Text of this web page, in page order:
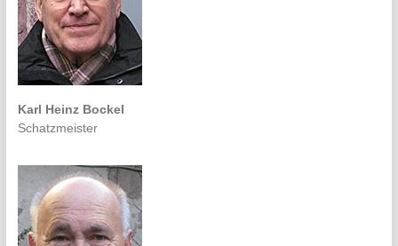
Karl Heinz Bockel
Schatzmeister